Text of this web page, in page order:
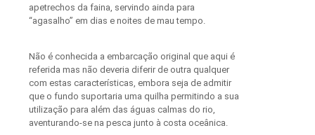
apetrechos da faina, servindo ainda para
“agasalho” em dias e noites de mau tempo.
Não é conhecida a embarcação original que aqui é
referida mas não deveria diferir de outra qualquer
com estas características, embora seja de admitir
que o fundo suportaria uma quilha permitindo a sua
utilização para além das águas calmas do rio,
aventurando-se na pesca junto à costa oceânica.